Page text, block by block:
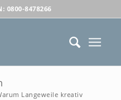
0800-8478266
Langeweile kreativ